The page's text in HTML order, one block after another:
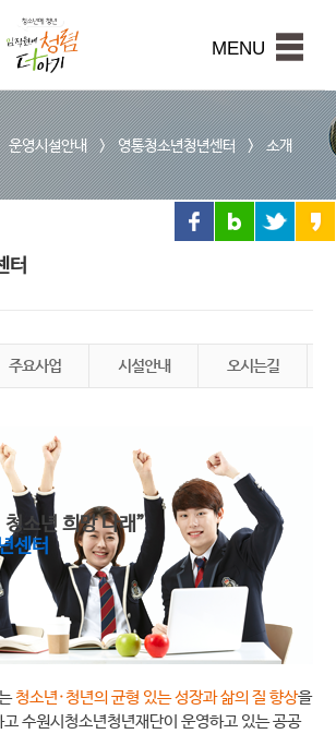
본문내용 바로가기
MENU
운영시설안내>영통청소년청년센터>소개
터
주요사업 시설안내 오시는길
소년 희망 나래”
센터
청소년·청년의 균형 있는 성장과 삶의 질 향상을
수원시청소년청년재단이 운영하고 있는 공공